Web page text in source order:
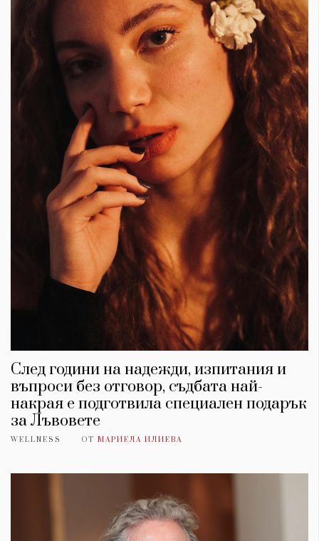
След години на надежди, изпитания и
въпроси без отговор, съдбата най-
накрая е подготвила специален подарък
за Лъвовете
WELLNESS ОТ МАРИЕЛА ИЛИЕВА